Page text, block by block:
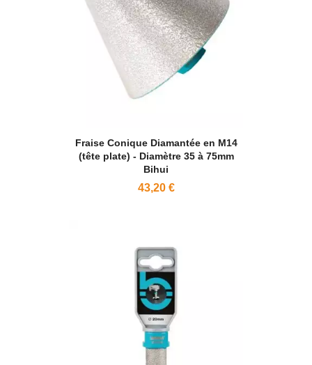
Fraise Conique Diamantée en M14
(tête plate) - Diamètre 35 à 75mm
Bihui
43,20 €